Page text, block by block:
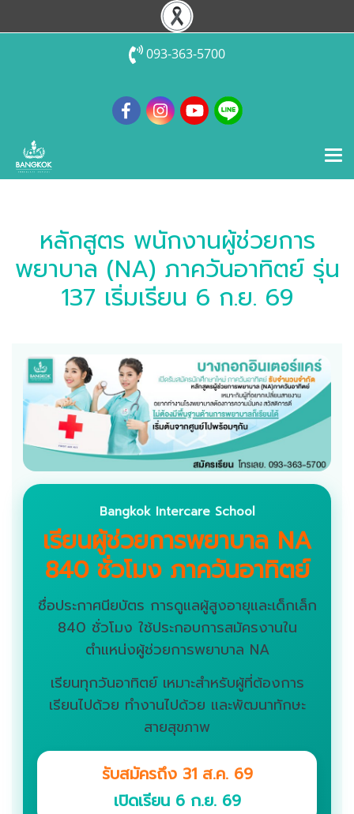
093-363-5700
หลักสูตร พนักงานผู้ช่วยการ
พยาบาล (NA) ภาควันอาทิตย์ รุ่น
137 เริ่มเรียน 6 ก.ย. 69
Bangkok Intercare School
เรียนผู้ช่วยการพยาบาล NA
840 ชั่วโมง ภาควันอาทิตย์
ชื่อประกาศนียบัตร การดูแลผู้สูงอายุและเด็กเล็ก
840 ชั่วโมง ใช้ประกอบการสมัครงานใน
ตำแหน่งผู้ช่วยการพยาบาล NA
เรียนทุกวันอาทิตย์ เหมาะสำหรับผู้ที่ต้องการ
เรียนไปด้วย ทำงานไปด้วย และพัฒนาทักษะ
สายสุขภาพ
รับสมัครถึง 31 ส.ค. 69
เปิดเรียน 6 ก.ย. 69